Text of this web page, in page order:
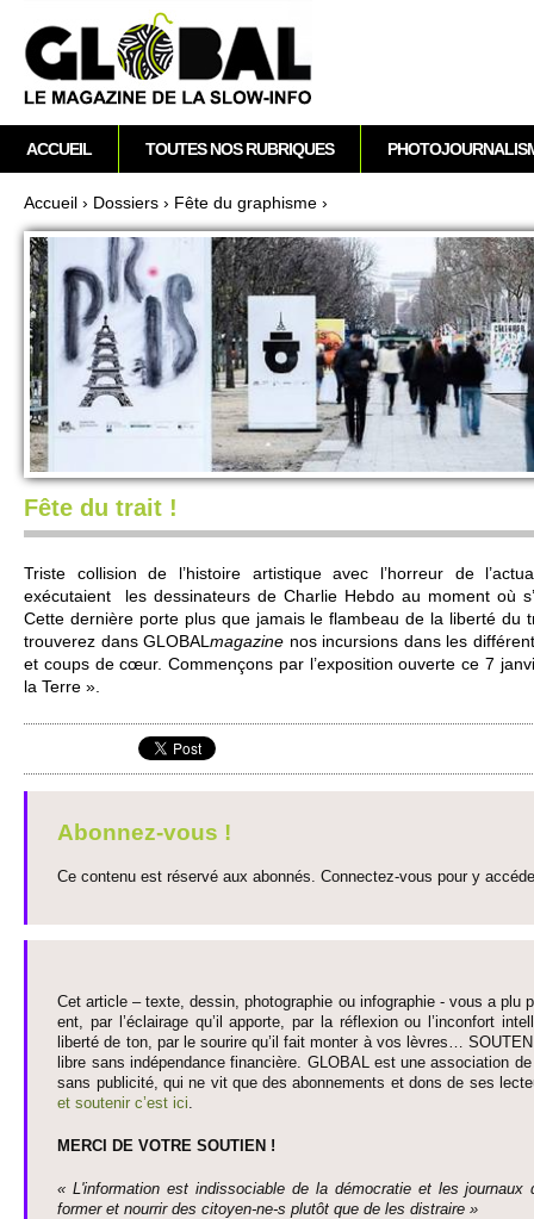
Vous êtes ici
Accueil › Dossi­ers › Fête du graphisme ›
Fête du trait !
Tri­ste co­llision de l’histo­ire arti­stique avec l’horreur de
exécutaient les dessinate­urs de Charlie Hebdo au mo­ment où
Cette dernière porte plus que jamais le flambeau de la liberté du
tro­uve­rez dans GLOBALmagazine nos incursi­ons dans les
et coups de cœur. Co­mmençons par l’expo­si­tion ouve­rte ce 7
la Terre ».
Abonnez-vous !
Ce contenu est réservé aux abonnés. Connectez-vous pour y
Cet article – texte, dessin, photographie ou infographie - vous a plu
ent, par l’éclairage qu’il appo­rte, par la réflexion ou l’inconfort
liberté de ton, par le so­urire qu’il fait monter à vos lèvres…
libre sans indépendance financière. GLOBAL est une asso­ci­ation
sans publi­cité, qui ne vit que des abonne­ments et dons de ses
et so­utenir c’est ici.
MERCI DE VOTRE SO­UTIEN !
« L'information est indisso­ci­able de la démo­cratie et les journaux
former et nourrir des ci­to­yen-ne-s plutôt que de les dis­traire »
M
e
n
u
p
r
i
n
c
i
p
a
l
ACCUEIL TOUTES NOS RUBRIQUES